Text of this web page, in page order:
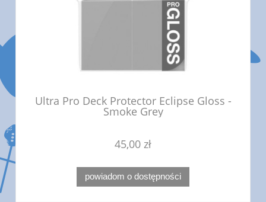
Ultra Pro Deck Protector Eclipse Gloss -
Smoke Grey
45,00 zł
powiadom o dostępności